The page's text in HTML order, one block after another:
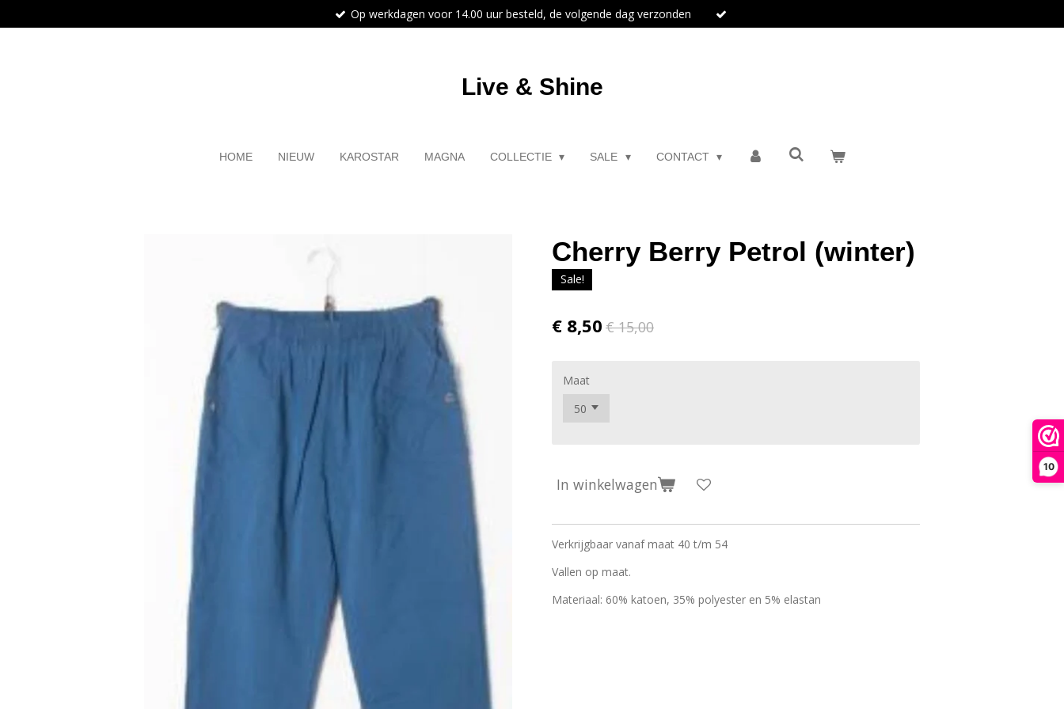
10
direct
Op werkdagen voor 14.00 uur besteld, de volgende dag verzonden
Live & Shine
HOME NIEUW KAROSTAR MAGNA COLLECTIE SALE CONTACT
Cherry Berry Petrol (winter)
Sale!
€ 8,50 € 15,00
Maat
In winkelwagen
Verkrijgbaar vanaf maat 40 t/m 54
Vallen op maat.
Materiaal: 60% katoen, 35% polyester en 5% elastan